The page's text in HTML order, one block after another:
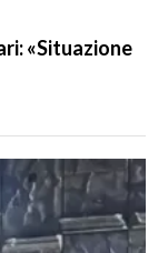
«Situazione